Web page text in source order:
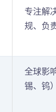
专注解
规、负
全球影
锡、钨